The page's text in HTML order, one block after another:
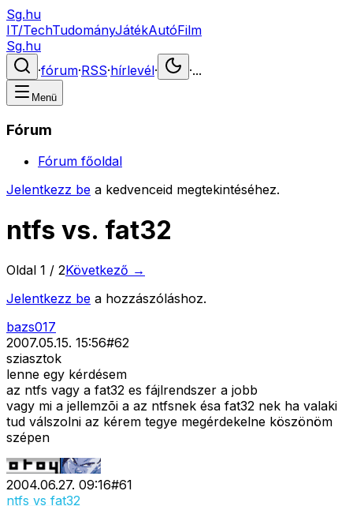
Sg.hu
IT/TechTudományJátékAutóFilm
Sg.hu
·fórum·RSS·hírlevél· ·...
Menü
Fórum
Fórum főoldal
Jelentkezz be a kedvenceid megtekintéséhez.
ntfs vs. fat32
Oldal 1 / 2Következő →
Jelentkezz be a hozzászóláshoz.
bazs017
2007.05.15. 15:56#62
sziasztok
lenne egy kérdésem
az ntfs vagy a fat32 es fájlrendszer a jobb
vagy mi a jellemzõi a az ntfsnek ésa fat32 nek ha valaki
tud válszolni az kérem tegye megérdekelne köszönöm
szépen
2004.06.27. 09:16#61
ntfs vs fat32